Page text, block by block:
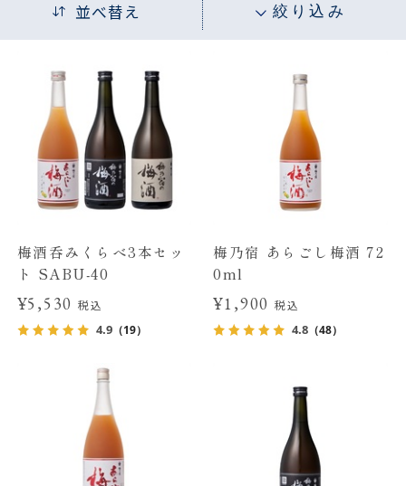
並べ替え 絞り込み
梅酒呑みくらべ3本セッ
ト SABU-40
¥5,530税込
4.9（19）
梅乃宿 あらごし梅酒 72
0ml
¥1,900 税込
4.8 （48）